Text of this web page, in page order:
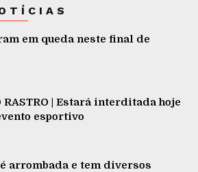
em queda neste final de
RASTRO | Estará interditada hoje
esportivo
arrombada e tem diversos